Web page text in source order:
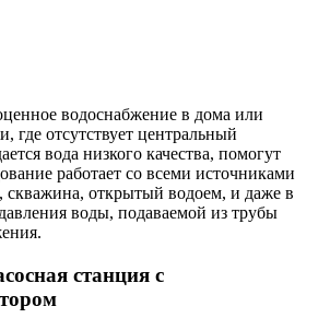
водоснабжение в дома или
где отсутствует центральный
вода низкого качества, помогут
работает со всеми источниками
скважина, открытый водоем, и даже в
воды, подаваемой из трубы
станция с